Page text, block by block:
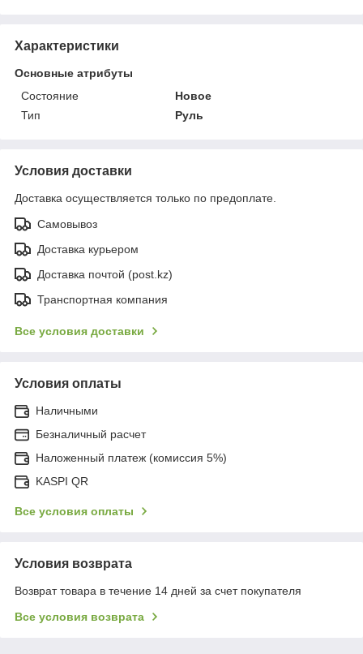
Характеристики
Основные атрибуты
Состояние
Новое
Тип
Руль
Условия доставки
Доставка осуществляется только по предоплате.
Самовывоз
Доставка курьером
Доставка почтой (post.kz)
Транспортная компания
Все условия доставки
Условия оплаты
Наличными
Безналичный расчет
Наложенный платеж (комиссия 5%)
KASPI QR
Все условия оплаты
Условия возврата
Возврат товара в течение 14 дней за счет покупателя
Все условия возврата